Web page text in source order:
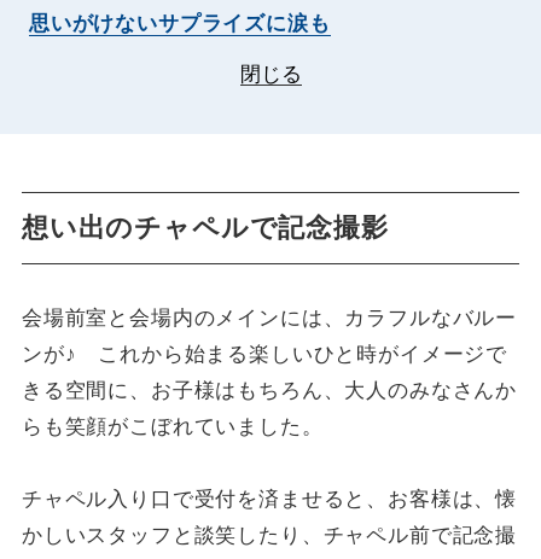
思いがけないサプライズに涙も
閉じる
想い出のチャペルで記念撮影
会場前室と会場内のメインには、カラフルなバルー
ンが♪ これから始まる楽しいひと時がイメージで
きる空間に、お子様はもちろん、大人のみなさんか
らも笑顔がこぼれていました。
チャペル入り口で受付を済ませると、お客様は、懐
かしいスタッフと談笑したり、チャペル前で記念撮